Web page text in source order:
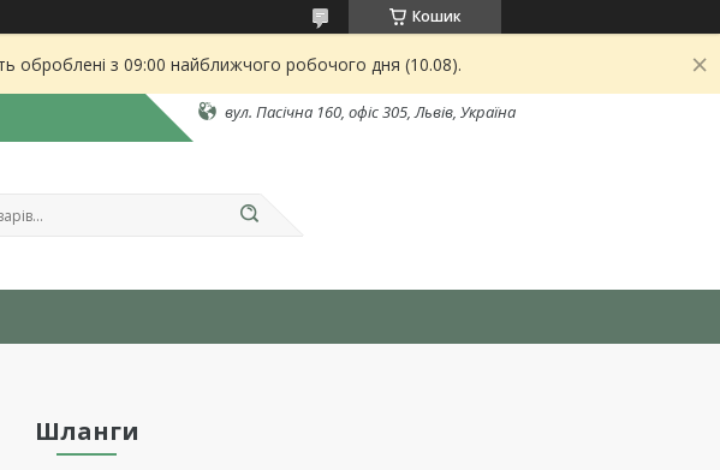
Кошик
оброблені з 09:00 найближчого робочого дня (10.08).
вул. Пасічна 160, офіс 305, Львів, Україна
Шланги